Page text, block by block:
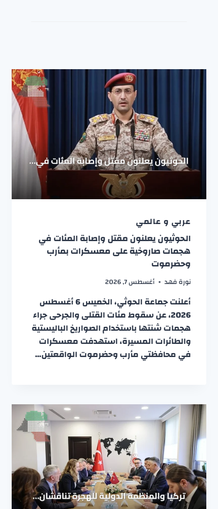
عربي و عالمي
الحوثيون يعلنون مقتل وإصابة المئات في
هجمات صاروخية على معسكرات بمأرب
وحضرموت
نورة فهد أغسطس 7, 2026
أعلنت جماعة الحوثي، الخميس 6 أغسطس
2026، عن سقوط مئات القتلى والجرحى جراء
هجمات شنتها باستخدام الصواريخ الباليستية
والطائرات المسيرة، استهدفت معسكرات
في محافظتي مأرب وحضرموت الواقعتين…